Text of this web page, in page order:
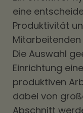
eine
Produktivität
Die Auswahl
Einrichtung
produktiven
dabei von
Abschnitt